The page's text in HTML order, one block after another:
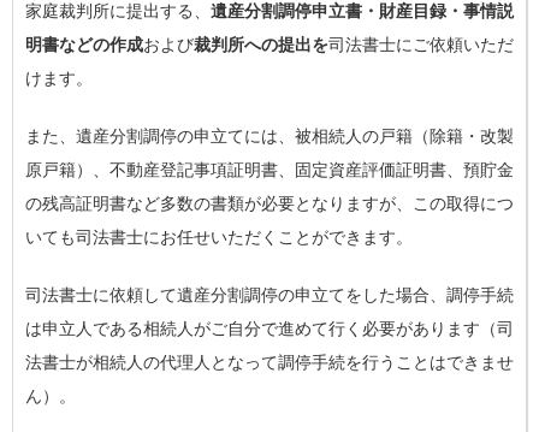
家庭裁判所に提出する、 遺産分割調停申立書・財産目録・事情説
明書などの作成および裁判所への提出を司法書士にご依頼いただ
けます。
また、遺産分割調停の申立てには、被相続人の戸籍（除籍・改製
原戸籍）、不動産登記事項証明書、固定資産評価証明書、預貯金
の残高証明書など多数の書類が必要となりますが、この取得につ
いても司法書士にお任せいただくことができます。
司法書士に依頼して遺産分割調停の申立てをした場合、調停手続
は申立人である相続人がご自分で進めて行く必要があります（司
法書士が相続人の代理人となって調停手続を行うことはできませ
ん）。